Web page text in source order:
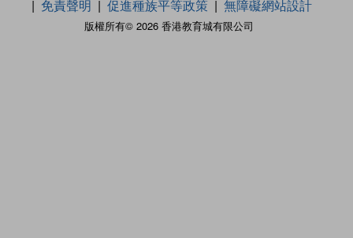
版權所有© 2026 香港教育城有限公司
免責聲明
促進種族平等政策 無障礙網站設計